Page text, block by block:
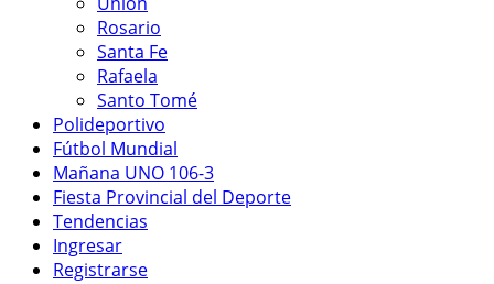
Rosario
Santa Fe
Rafaela
Santo Tomé
Polideportivo
Fútbol Mundial
Mañana UNO 106-3
Fiesta Provincial del Deporte
Tendencias
Ingresar
Registrarse